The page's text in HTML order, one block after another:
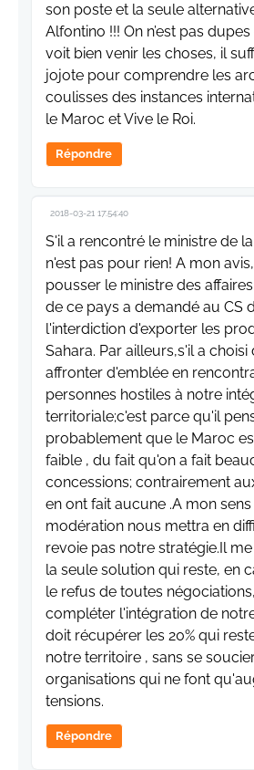
son poste et la seule
Alfontino !!! On n’est pas
voit bien venir les choses, il
jojote pour comprendre les
coulisses des instances
le Maroc et Vive le Roi.
Répondre
2018-03-21 17:54:40
S'il a rencontré le ministre de
n'est pas pour rien! A mon
pousser le ministre des
de ce pays a demandé au CS
l'interdiction d'exporter les
Sahara. Par ailleurs,s'il a choisi
affronter d'emblée en
personnes hostiles à notre
territoriale;c'est parce qu'il
probablement que le Maroc
faible , du fait qu'on a fait
concessions; contrairement
en ont fait aucune .A mon
modération nous mettra en
revoie pas notre stratégie.Il
la seule solution qui reste, en
le refus de toutes
compléter l'intégration de
doit récupérer les 20% qui
notre territoire , sans se
organisations qui ne font
tensions.
Répondre